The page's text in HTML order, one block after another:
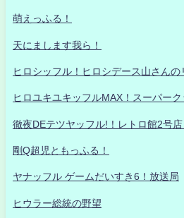
萌えっふる！
天にまします我ら！
ヒロシッフル！ヒロシデース山さんの
ヒロユキユキッフルMAX！スーパーク
徹夜DEテツヤッフル!！レトロ館2号店
剛Q超児ともっふる！
ヤナッフル ゲームだいすき6！放送局
ヒウラー総統の野望